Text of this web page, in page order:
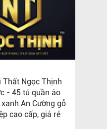
Thất Ngọc Thịnh
- 45 tủ quần áo
An Cường gỗ
cao cấp, giá rẻ